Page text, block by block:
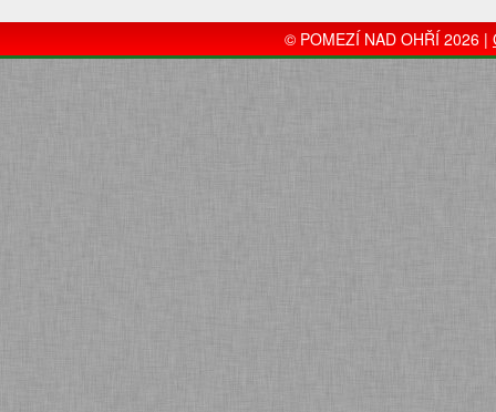
© POMEZÍ NAD OHŘÍ 2026 |